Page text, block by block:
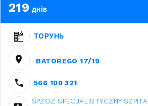
219 днів
ТОРУНЬ
BATOREGO 17/19
566 100 321
SPZOZ SPECJALISTYCZNY